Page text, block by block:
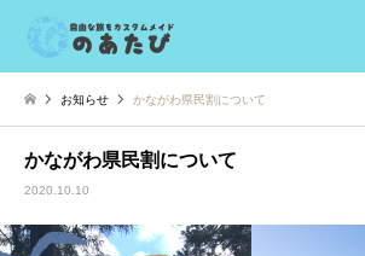
お知らせ かながわ県民割について
かながわ県民割について
2020.10.10